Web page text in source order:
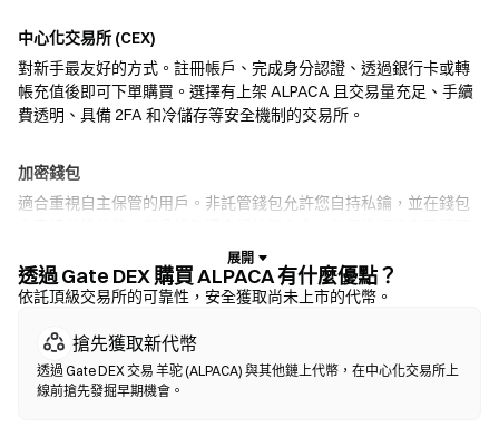
中心化交易所 (CEX)
對新手最友好的方式。註冊帳戶、完成身分認證、透過銀行卡或轉
帳充值後即可下單購買。選擇有上架 ALPACA 且交易量充足、手續
費透明、具備 2FA 和冷儲存等安全機制的交易所。
加密錢包
適合重視自主保管的用戶。非託管錢包允許您自持私鑰，並在錢包
可使用信用卡購買 ALPACA。務必備份助記詞，並在確認任何交易
前核實合約地址。
去中心化交易所 (DEX)
無需中間方的點對點交易。DEX 透過智能合約在鏈上執行兌換，無
需註冊或身分認證。連接兼容錢包，選擇代幣對，設置滑點容差後
透過 Gate DEX 購買 ALPACA 有什麼優點？
依託頂級交易所的可靠性，安全獲取尚未上市的代幣。
搶先獲取新代幣
透過 Gate DEX 交易 羊驼 (ALPACA) 與其他鏈上代幣，在中心化交易所上
線前搶先發掘早期機會。